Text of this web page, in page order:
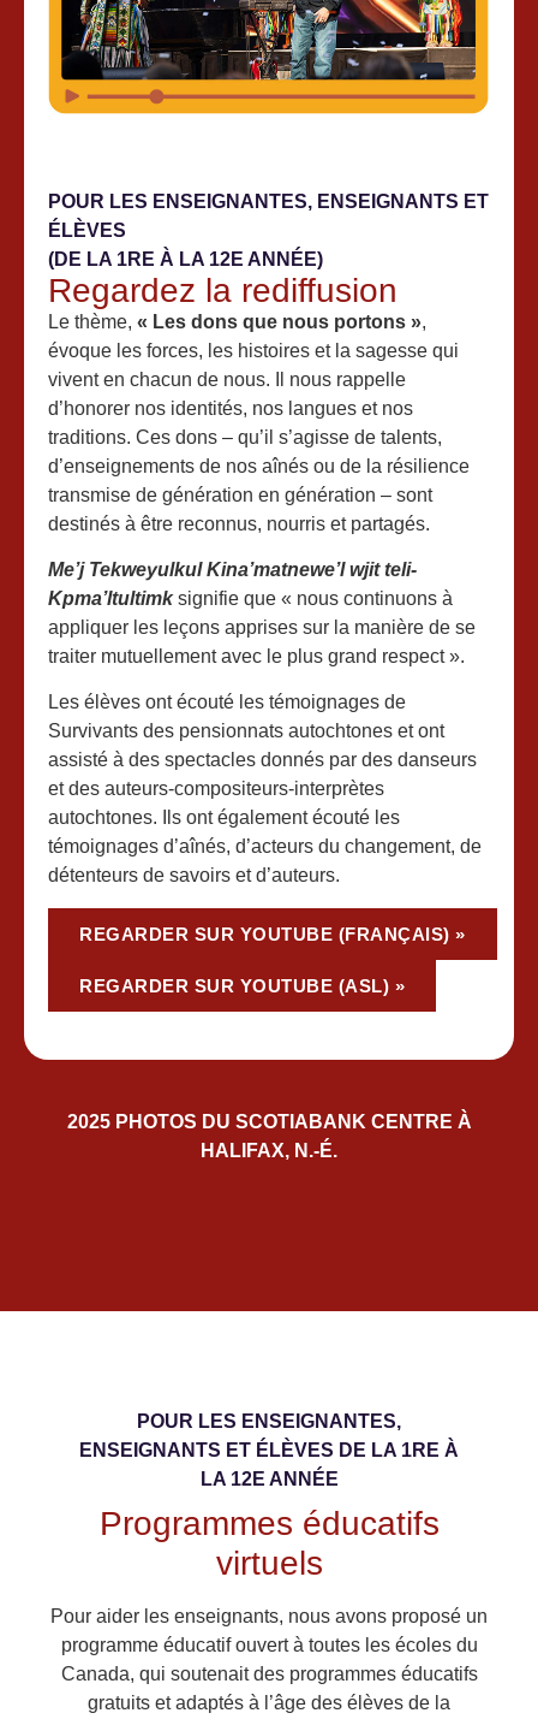
POUR LES ENSEIGNANTES, ENSEIGNANTS ET
ÉLÈVES
(DE LA 1RE À LA 12E ANNÉE)
Regardez la rediffusion
Le thème, « Les dons que nous portons »,
évoque les forces, les histoires et la sagesse qui
vivent en chacun de nous. Il nous rappelle
d’honorer nos identités, nos langues et nos
traditions. Ces dons – qu’il s’agisse de talents,
d’enseignements de nos aînés ou de la résilience
transmise de génération en génération – sont
destinés à être reconnus, nourris et partagés.
Me’j Tekweyulkul Kina’matnewe’l wjit teli-
Kpma’ltultimksignifie que « nous continuons à
appliquer les leçons apprises sur la manière de se
traiter mutuellement avec le plus grand respect ».
Les élèves ont écouté les témoignages de
Survivants des pensionnats autochtones et ont
assisté à des spectacles donnés par des danseurs
et des auteurs-compositeurs-interprètes
autochtones. Ils ont également écouté les
témoignages d’aînés, d’acteurs du changement, de
détenteurs de savoirs et d’auteurs.
REGARDER SUR YOUTUBE (FRANÇAIS) »
REGARDER SUR YOUTUBE (ASL) »
2025 PHOTOS DU SCOTIABANK CENTRE À
HALIFAX, N.-É.
POUR LES ENSEIGNANTES,
ENSEIGNANTS ET ÉLÈVES DE LA 1RE À
LA 12E ANNÉE
Programmes éducatifs
virtuels
Pour aider les enseignants, nous avons proposé un
programme éducatif ouvert à toutes les écoles du
Canada, qui soutenait des programmes éducatifs
gratuits et adaptés à l’âge des élèves de la